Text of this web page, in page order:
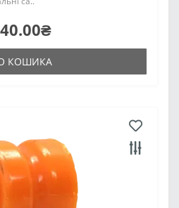
КОШИКА